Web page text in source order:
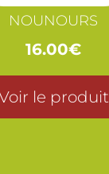
NOUNOURS
16.00€
le produit